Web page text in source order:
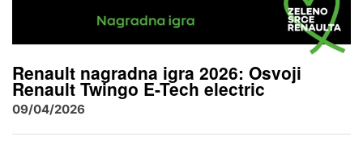
Renault nagradna igra 2026: Osvoji
Renault Twingo E-Tech electric
09/04/2026